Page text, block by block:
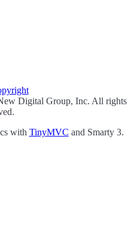
Digital Group, Inc. All rights
with TinyMVC and Smarty 3.